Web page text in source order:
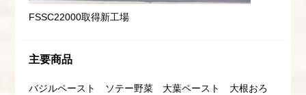
FSSC22000取得新工場
主要商品
バジルペースト ソテー野菜 大葉ペースト 大根おろ